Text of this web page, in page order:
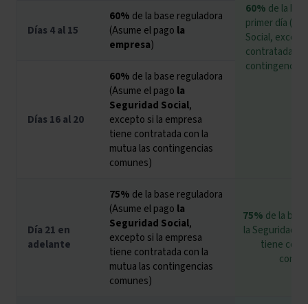
60% de la
primer día
Social,
contratada
Días 4 al 15
60% de la base reguladora
(Asume el pago la
empresa)
Días 16 al 20
60% de la base reguladora
(Asume el pago la
Seguridad Social,
excepto si la empresa
tiene contratada con la
mutua las contingencias
comunes)
Día 21 en
adelante
75% de la base reguladora
(Asume el pago la
Seguridad Social,
excepto si la empresa
tiene contratada con la
mutua las contingencias
comunes)
75% de la
la Seguridad
tiene